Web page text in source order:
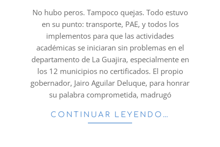
05
No hubo peros. Tampoco quejas. Todo estuvo
en su punto: transporte, PAE, y todos los
implementos para que las actividades
académicas se iniciaran sin problemas en el
departamento de La Guajira, especialmente en
los 12 municipios no certificados. El propio
gobernador, Jairo Aguilar Deluque, para honrar
su palabra comprometida, madrugó
CONTINUAR LEYENDO…